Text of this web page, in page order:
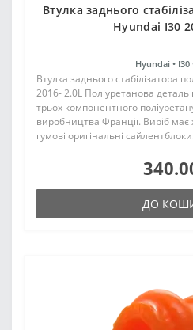
Втулка заднього
Hyundai I30
Hyundai • I30
Втулка заднього стабілізатора
2016- 2.0L Поліуретанова
трьох компонентного
виробництва Франції. Виріб має
гумові оригінальні
ДО